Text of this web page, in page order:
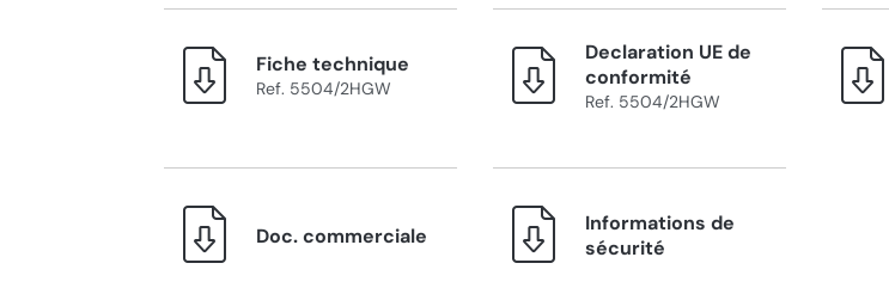
Fiche technique
Ref. 5504/2HGW
Declaration UE de
conformité
Ref. 5504/2HGW
Doc. commerciale
Informations de
sécurité